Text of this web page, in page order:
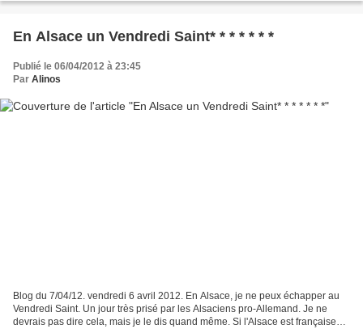
En Alsace un Vendredi Saint* * * * * * *
Publié le 06/04/2012 à 23:45
Par Alinos
Blog du 7/04/12. vendredi 6 avril 2012. En Alsace, je ne peux échapper au
Vendredi Saint. Un jour très prisé par les Alsaciens pro-Allemand. Je ne
devrais pas dire cela, mais je le dis quand même. Si l'Alsace est française